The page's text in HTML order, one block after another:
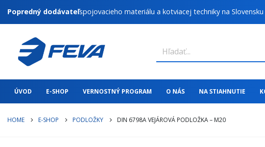
Popredný dodávateľspojovacieho materiálu a kotviacej techniky na Slovensku
ÚVOD E-SHOP VERNOSTNÝ PROGRAM O NÁS NA STIAHNUTIE
HOME E-SHOP PODLOŽKY DIN 6798A VEJÁROVÁ PODLOŽKA – M20